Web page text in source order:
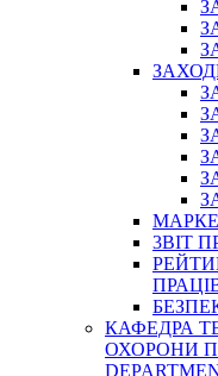
3BIT
КАФЕДРА
ОХОРОНИ